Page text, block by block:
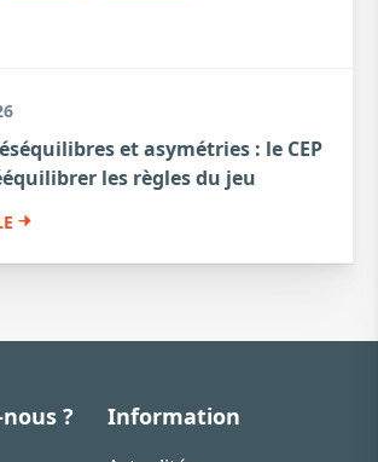
et asymétries : le CEP
les règles du jeu
? Information